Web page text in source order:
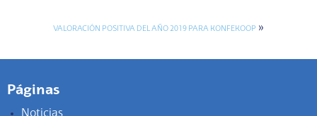
VALORACIÓN POSITIVA DEL AÑO 2019 PARA KONFEKOOP »
Páginas